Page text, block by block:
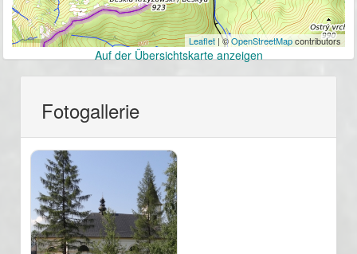
Leaflet | ©OpenStreetMapcontributors
Auf der Übersichtskarte anzeigen
Fotogallerie